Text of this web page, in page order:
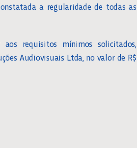
a regularidade de todas as
requisitos mínimos solicitados,
Audiovisuais Ltda, no valor de R$